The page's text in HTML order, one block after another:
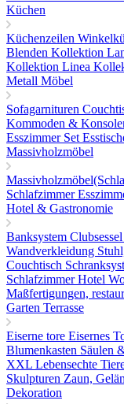
Küchen
Küchenzeilen
Blenden Kollektion
Kollektion Linea
Metall Möbel
Sofagarnituren
Kommoden &
Esszimmer Set
Massivholzmöbel
Schlafzimmer
Hotel & Gastronomie
Banksystem
Wandverkleidung
Couchtisch
SchlafzimmerHotel
Maßfertigungen,
Garten Terrasse
Eiserne tore Eisernes
Blumenkasten Säulen
XXL Lebensechte
Skulpturen Zaun,
Dekoration